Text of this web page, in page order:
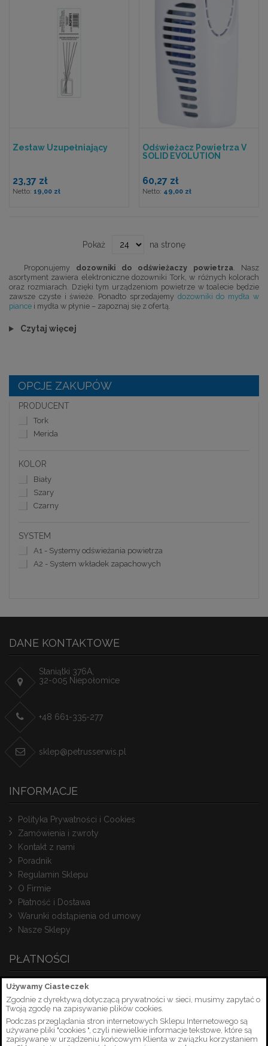
Używamy Ciasteczek
Zgodnie z dyrektywą dotyczącą prywatności w sieci, musimy zapytać o
Twoją zgodę na zapisywanie plików cookies.
Podczas przeglądania stron internetowych Sklepu Internetowego są
używane pliki "cookies ", czyli niewielkie informacje tekstowe, które są
zapisywane w urządzeniu końcowym Klienta w związku korzystaniem
Zestaw Uzupełniający
23,37 zł
19,00 zł
Odświeżacz Powietrza V
SOLID EVOLUTION
60,27 zł
49,00 zł
Pokaż na stronę
Proponujemy dozowniki do odświeżaczy powietrza . Nasz
asortyment zawiera elektroniczne dozowniki Tork, w różnych kolorach
oraz rozmiarach. Dzięki tym urządzeniom powietrze w toalecie będzie
zawsze czyste i świeże. Ponadto sprzedajemy dozowniki do mydła w
piance i mydła w płynie – zapoznaj się z ofertą.
Czytaj więcej
OPCJE ZAKUPÓW
PRODUCENT
Tork
Merida
KOLOR
Biały
Szary
Czarny
SYSTEM
A1 - Systemy odświeżania powietrza
A2 - System wkładek zapachowych
DANE KONTAKTOWE
Staniątki 376A,
32-005 Niepołomice
+48 661-335-277
sklep@petrusserwis.pl
INFORMACJE
Polityka Prywatności i Cookies
Zamówienia i zwroty
Kontakt z nami
Poradnik
Regulamin Sklepu
O Firmie
Płatność i Dostawa
Warunki odstąpienia od umowy
Nasze Sklepy
PŁATNOŚCI